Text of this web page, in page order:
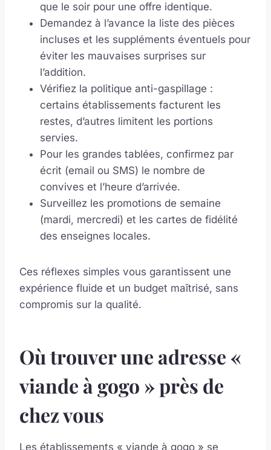
que le soir pour une offre identique.
Demandez à l’avance la liste des pièces
incluses et les suppléments éventuels pour
éviter les mauvaises surprises sur
l’addition.
Vérifiez la politique anti-gaspillage :
certains établissements facturent les
restes, d’autres limitent les portions
servies.
Pour les grandes tablées, confirmez par
écrit (email ou SMS) le nombre de
convives et l’heure d’arrivée.
Surveillez les promotions de semaine
(mardi, mercredi) et les cartes de fidélité
des enseignes locales.
Ces réflexes simples vous garantissent une
expérience fluide et un budget maîtrisé, sans
compromis sur la qualité.
Où trouver une adresse «
viande à gogo » près de
chez vous
Les établissements « viande à gogo » se